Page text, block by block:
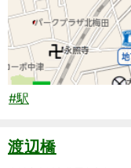
#駅
渡辺橋